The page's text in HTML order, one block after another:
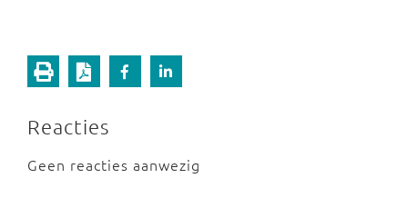
Reacties
Geen reacties aanwezig